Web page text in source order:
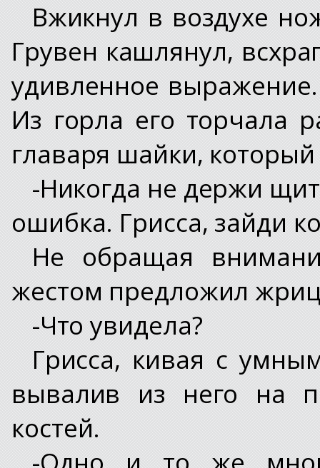
Вжикнул в воздухе
Грувен кашлянул,
удивленное
Из горла его торчала
главаря шайки,
-Никогда не держи
ошибка. Грисса, зайди
Не обращая
жестом предложил
-Что увидела?
Грисса, кивая с
вывалив из него на
костей.